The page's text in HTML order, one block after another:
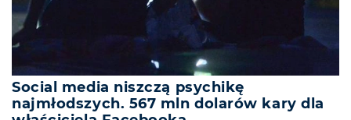
Social media niszczą psychikę
najmłodszych. 567 mln dolarów kary dla